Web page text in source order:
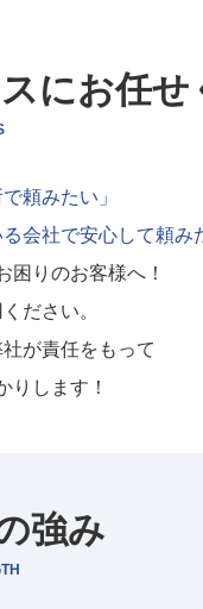
にお任せ
頼みたい」
会社で安心して頼み
困りのお客様へ！
ださい。
が責任をもって
りします！
強み